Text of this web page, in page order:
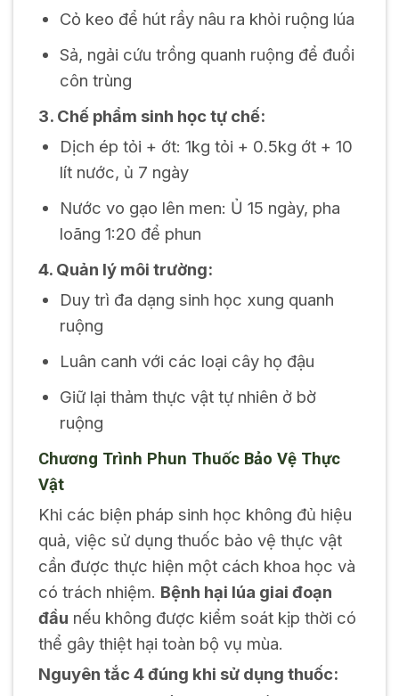
Cỏ keo để hút rầy nâu ra khỏi ruộng lúa
Sả, ngải cứu trồng quanh ruộng để đuổi
côn trùng
3. Chế phẩm sinh học tự chế:
Dịch ép tỏi + ớt: 1kg tỏi + 0.5kg ớt + 10
lít nước, ủ 7 ngày
Nước vo gạo lên men: Ủ 15 ngày, pha
loãng 1:20 để phun
4. Quản lý môi trường:
Duy trì đa dạng sinh học xung quanh
ruộng
Luân canh với các loại cây họ đậu
Giữ lại thảm thực vật tự nhiên ở bờ
ruộng
Chương Trình Phun Thuốc Bảo Vệ Thực
Vật
Khi các biện pháp sinh học không đủ hiệu
quả, việc sử dụng thuốc bảo vệ thực vật
cần được thực hiện một cách khoa học và
có trách nhiệm. Bệnh hại lúa giai đoạn
đầu nếu không được kiểm soát kịp thời có
thể gây thiệt hại toàn bộ vụ mùa.
Nguyên tắc 4 đúng khi sử dụng thuốc: